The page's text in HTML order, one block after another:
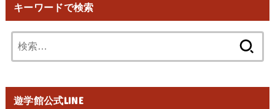
キーワードで検索
索:
遊学館公式LINE